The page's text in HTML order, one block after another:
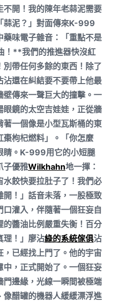
開！我的陳年老蒜泥需要
蒜泥？」對面傳來K-999
味電子雜音：「重點不是
！**我們的推進器快沒紅
帶任何多餘的東西！除了
還在糾結要不要帶上他最
傳來一聲巨大的撞擊。一
鏡的太空吉娃娃，正從牆
著一個像是小型瓦斯桶的東
棗枸杞燃料」。「你怎麼
。K-999用它的小短腿
子優雅Wilkhahn地一揮：
水餃快要拉肚子了！我們必
！」話音未落，一股極致
灌入，伴隨著一個狂妄自
醬油比例嚴重失衡！百分
理！」廖沾綠的系統傢俱沾
已經找上門了。他的宇宙
中，正式開始了。一個狂妄
邊緣，光線一瞬間被極端
醋罐的機器人緩緩漂浮進